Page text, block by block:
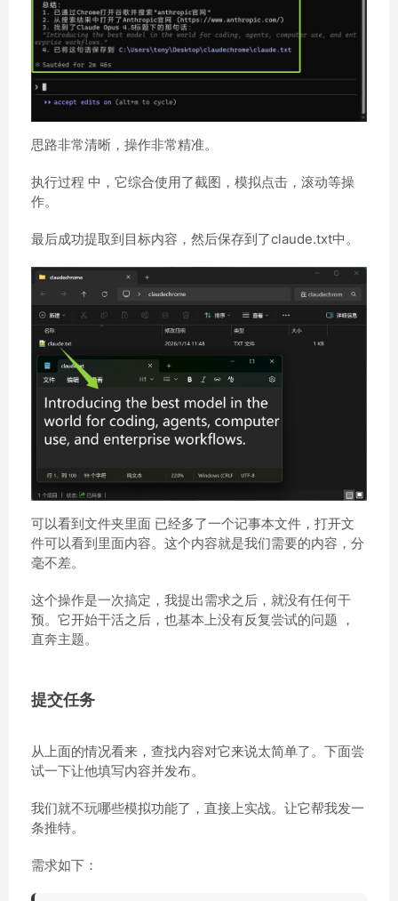
思路非常清晰，操作非常精准。
执行过程 中，它综合使用了截图，模拟点击，滚动等操
作。
最后成功提取到目标内容，然后保存到了claude.txt中。
可以看到文件夹里面 已经多了一个记事本文件，打开文
件可以看到里面内容。这个内容就是我们需要的内容，分
毫不差。
这个操作是一次搞定，我提出需求之后，就没有任何干
预。它开始干活之后，也基本上没有反复尝试的问题 ，
直奔主题。
提交任务
从上面的情况看来，查找内容对它来说太简单了。下面尝
试一下让他填写内容并发布。
我们就不玩哪些模拟功能了，直接上实战。让它帮我发一
条推特。
需求如下：